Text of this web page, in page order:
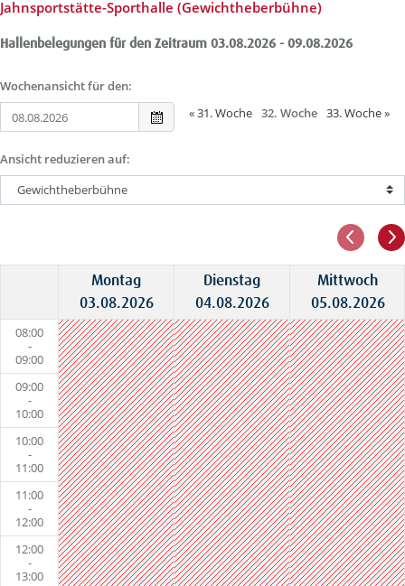
Jahnsportstätte-Sporthalle (Gewichtheberbühne)
Hallenbelegungen für den Zeitraum 03.08.2026 - 09.08.2026
Wochenansicht für den:
«31. Woche 32. Woche 33. Woche»
Ansicht reduzieren auf:
08:00
-
09:00
09:00
-
10:00
10:00
-
11:00
11:00
-
12:00
12:00
-
13:00
Montag
03.08.2026
Dienstag
04.08.2026
Mittwoch
05.08.2026